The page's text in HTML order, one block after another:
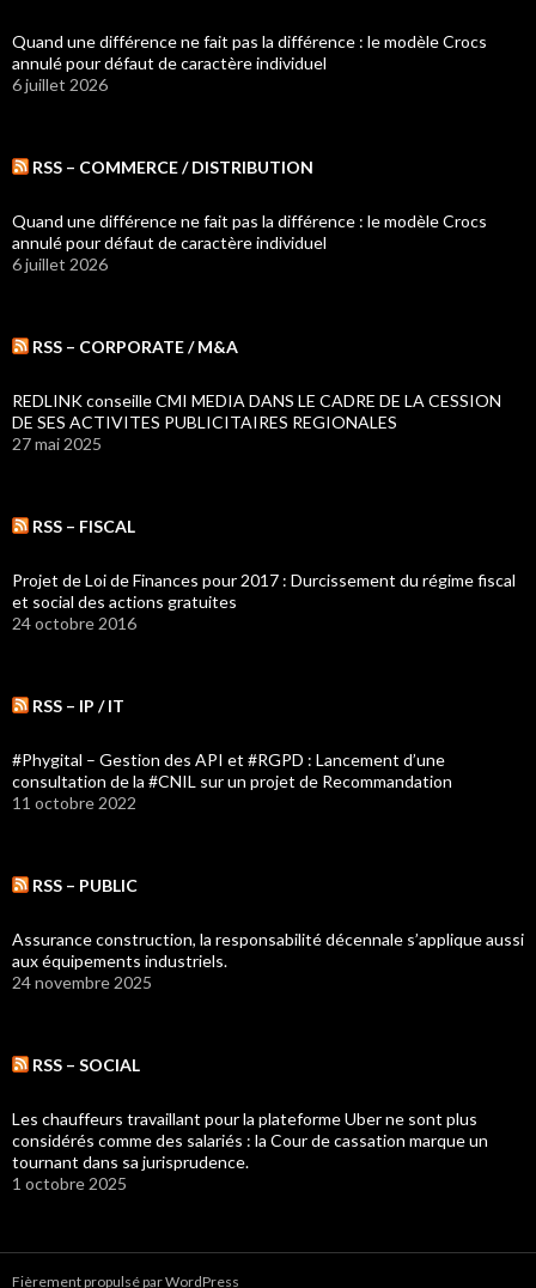
Quand une différence ne fait pas la différence : le modèle Crocs
annulé pour défaut de caractère individuel
6 juillet 2026
RSS – COMMERCE / DISTRIBUTION
Quand une différence ne fait pas la différence : le modèle Crocs
annulé pour défaut de caractère individuel
6 juillet 2026
RSS – CORPORATE / M&A
REDLINK conseille CMI MEDIA DANS LE CADRE DE LA CESSION
DE SES ACTIVITES PUBLICITAIRES REGIONALES
27 mai 2025
RSS – FISCAL
Projet de Loi de Finances pour 2017 : Durcissement du régime fiscal
et social des actions gratuites
24 octobre 2016
RSS – IP / IT
#Phygital – Gestion des API et #RGPD : Lancement d’une
consultation de la #CNIL sur un projet de Recommandation
11 octobre 2022
RSS – PUBLIC
Assurance construction, la responsabilité décennale s’applique aussi
aux équipements industriels.
24 novembre 2025
RSS – SOCIAL
Les chauffeurs travaillant pour la plateforme Uber ne sont plus
considérés comme des salariés : la Cour de cassation marque un
tournant dans sa jurisprudence.
1 octobre 2025
Fièrement propulsé par WordPress